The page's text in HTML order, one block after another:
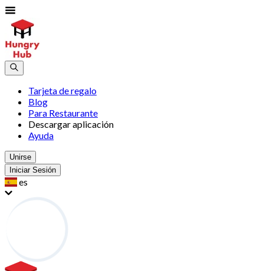
Tarjeta de regalo
Blog
Para Restaurante
Descargar aplicación
Ayuda
Unirse
Iniciar Sesión
es